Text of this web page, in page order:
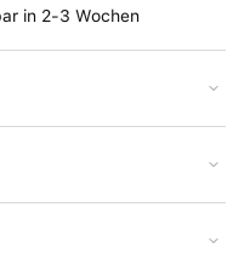
in 2-3 Wochen